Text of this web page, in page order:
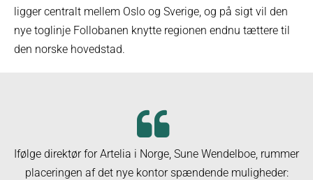
ligger centralt mellem Oslo og Sverige, og på sigt vil den
nye toglinje Follobanen knytte regionen endnu tættere til
den norske hovedstad.
Ifølge direktør for Artelia i Norge, Sune Wendelboe, rummer
placeringen af det nye kontor spændende muligheder: